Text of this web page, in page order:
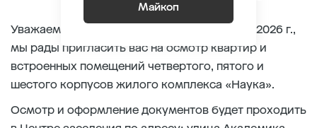
Майкоп
Уважаемые покупатели, начиная с 1 апреля 2026 г.,
мы рады пригласить вас на осмотр квартир и
встроенных помещений четвертого, пятого и
шестого корпусов жилого комплекса «Наука».
Осмотр и оформление документов будет проходить